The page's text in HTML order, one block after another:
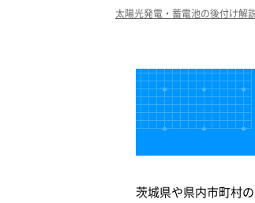
太陽光発電・蓄電池の後付け解
茨城県や県内市町村